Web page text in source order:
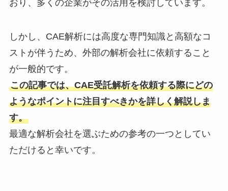
おり、多くの企業がその活用を検討しています。
しかし、CAE解析には高度な専門知識と高額なコ
ストが伴うため、外部の解析会社に依頼すること
が一般的です。
この記事では、CAE受託解析を依頼する際にどの
ようなポイントに注目すべきかを詳しく解説しま
す。
最適な解析会社を選ぶための参考の一つとしてい
ただけると幸いです。